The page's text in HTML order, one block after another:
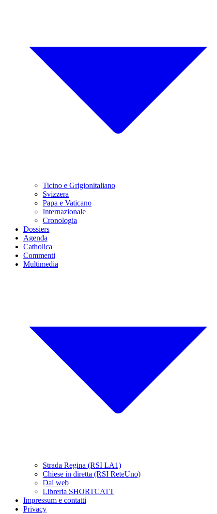
Ticino e Grigionitaliano
Svizzera
Papa e Vaticano
Internazionale
Cronologia
Dossiers
Agenda
Catholica
Commenti
Multimedia
Strada Regina (RSI LA1)
Chiese in diretta (RSI ReteUno)
Dal web
Libreria SHORTCATT
Impressum e contatti
Privacy